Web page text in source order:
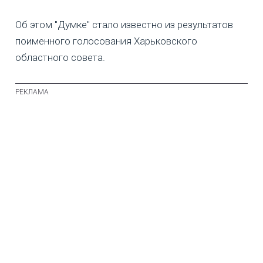
Об этом "Думке" стало известно из результатов
поименного голосования Харьковского
областного совета.